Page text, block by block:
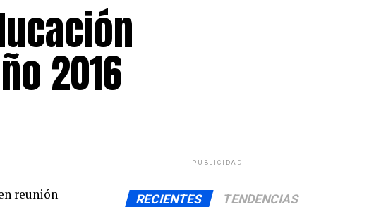
2016
reunión
PUBLICIDAD
RECIENTES TENDENCIAS